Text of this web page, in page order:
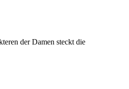
der Damen steckt die